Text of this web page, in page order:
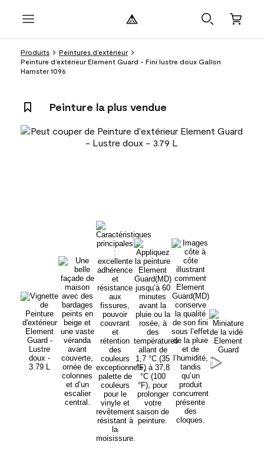
Produits
Peintures d’extérieur
Peinture d’extérieur Element Guard - Fini lustre doux Gallon
Hamster 1096
Peinture la plus vendue